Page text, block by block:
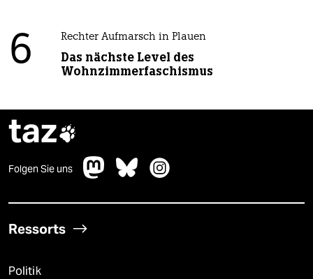
6 Rechter Aufmarsch in Plauen
Das nächste Level des
Wohnzimmerfaschismus
taz
Folgen Sie uns
Ressorts
Politik